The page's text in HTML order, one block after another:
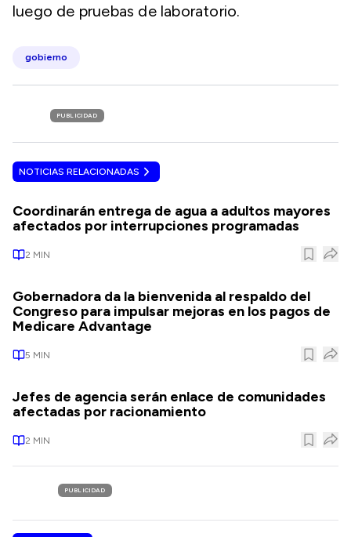
luego de pruebas de laboratorio.
gobierno
PUBLICIDAD
NOTICIAS RELACIONADAS
Coordinarán entrega de agua a adultos mayores
afectados por interrupciones programadas
2 MIN
Gobernadora da la bienvenida al respaldo del
Congreso para impulsar mejoras en los pagos de
Medicare Advantage
5 MIN
Jefes de agencia serán enlace de comunidades
afectadas por racionamiento
2 MIN
PUBLICIDAD